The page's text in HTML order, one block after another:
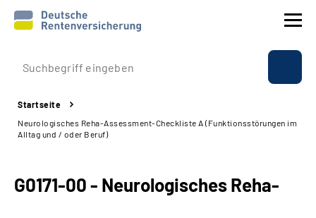
Prävention
Reha
Beratung & Kontakt
Startseite
Neurologisches Reha-Assessment-Checkliste A (Funktionsstörungen im
Alltag und / oder Beruf)
G0171-00 - Neurologisches Reha-